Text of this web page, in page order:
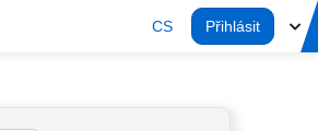
CS Přihlásit